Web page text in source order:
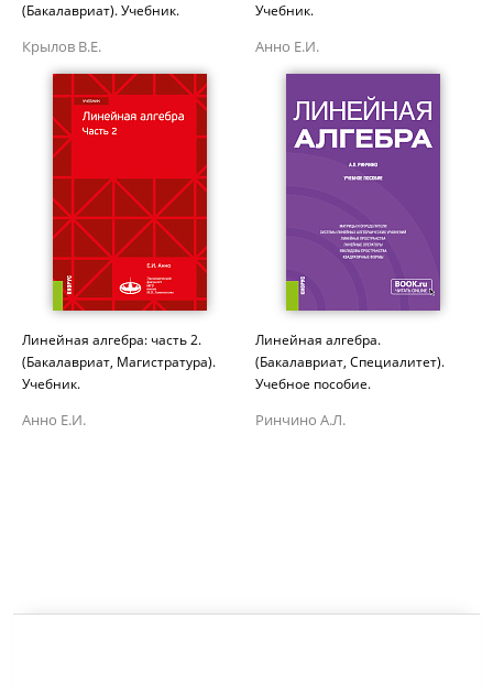
(Бакалавриат). Учебник.
Крылов В.Е.
Учебник.
Анно Е.И.
Линейная алгебра: часть 2.
(Бакалавриат, Магистратура).
Учебник.
Анно Е.И.
Линейная алгебра.
(Бакалавриат, Специалитет).
Учебное пособие.
Ринчино А.Л.